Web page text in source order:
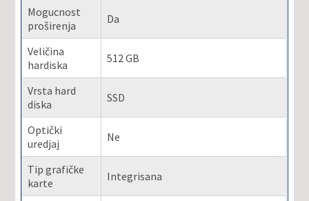
Mogucnost
proširenja
Da
Veličina
hardiska
512 GB
Vrsta hard
diska
SSD
Optički
uredjaj
Ne
Tip grafičke
karte
Integrisana